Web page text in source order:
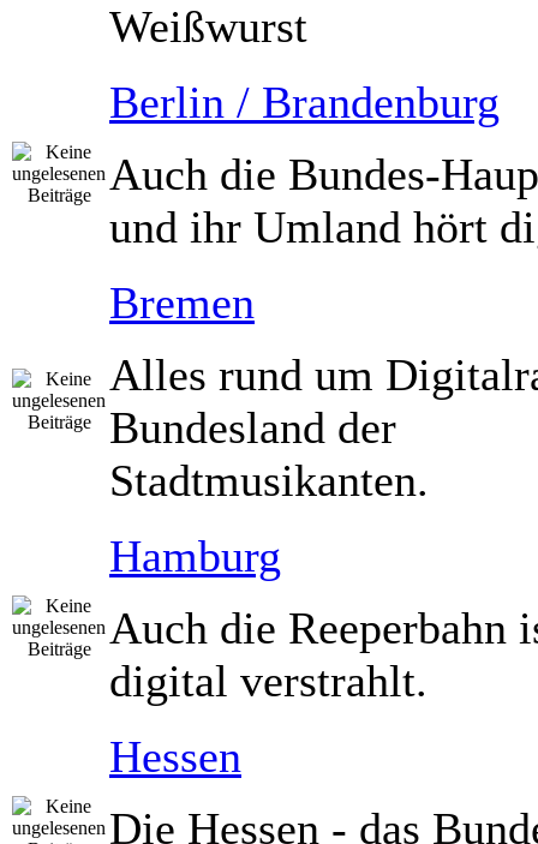
Weißwurst
Berlin / Brandenburg
Auch die Bundes-
und ihr Umland hört
Bremen
Alles rund um
Bundesland der
Stadtmusikanten.
Hamburg
Auch die Reeperbahn
digital verstrahlt.
Hessen
Die Hessen - das